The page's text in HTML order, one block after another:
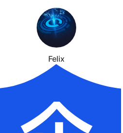
Felix